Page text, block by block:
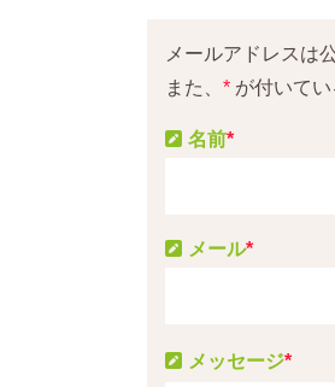
メールアドレスは
また、 * が付いて
メッセージ*
名前*
メール*